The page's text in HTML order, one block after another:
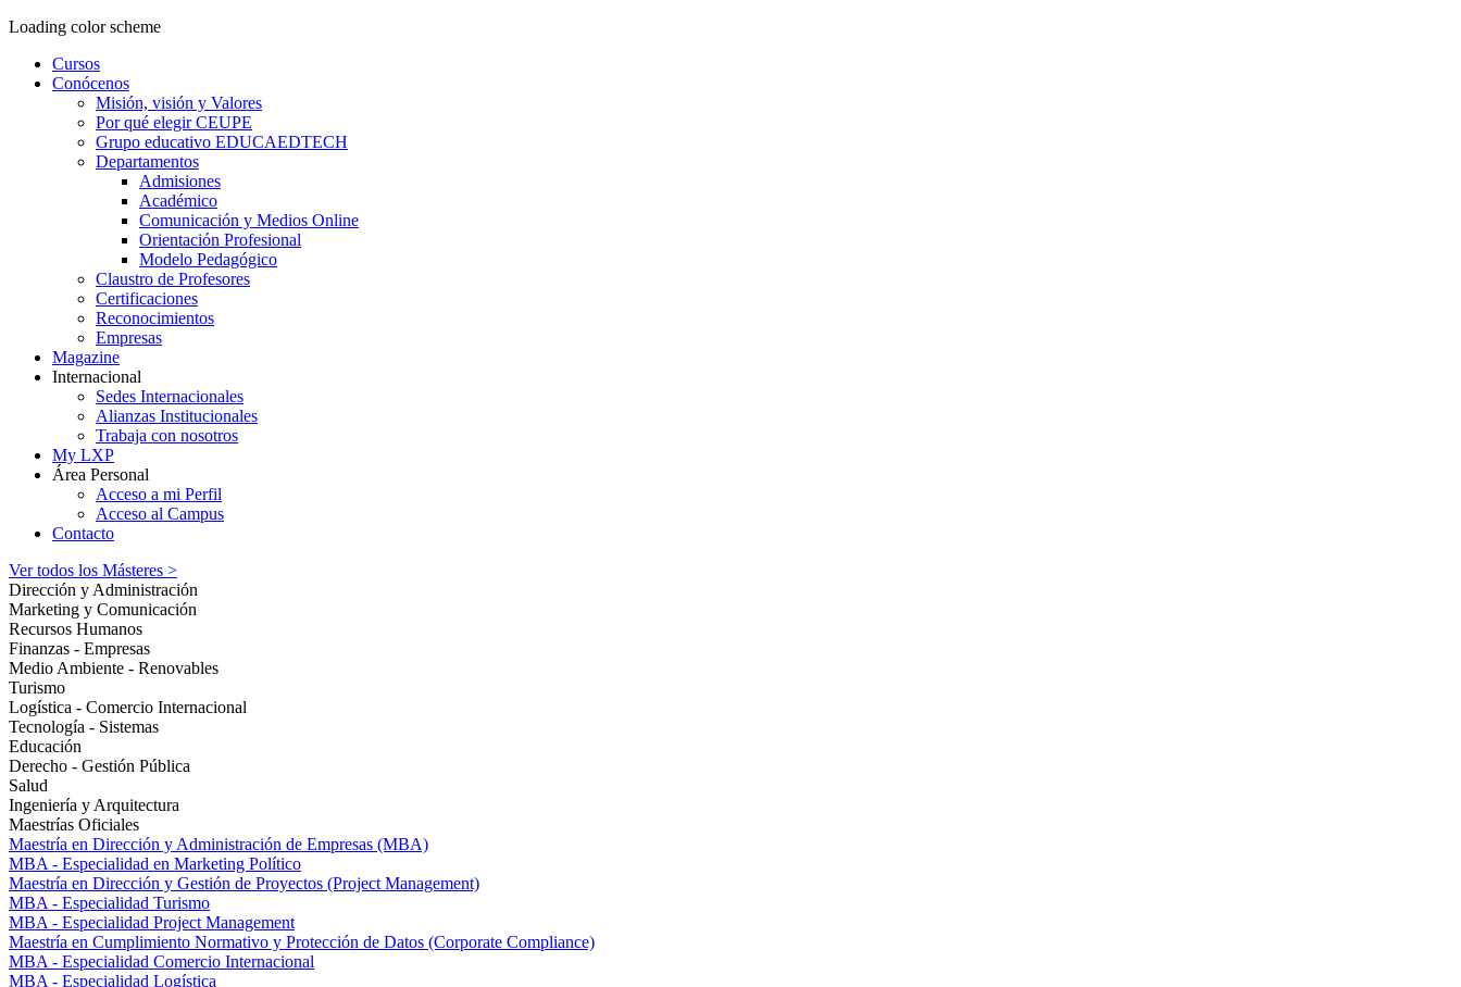
Loading color scheme
Cursos
Conócenos
Misión, visión y Valores
Por qué elegir CEUPE
Grupo educativo EDUCAEDTECH
Departamentos
Admisiones
Académico
Comunicación y Medios Online
Orientación Profesional
Modelo Pedagógico
Claustro de Profesores
Certificaciones
Reconocimientos
Empresas
Magazine
Internacional
Sedes Internacionales
Alianzas Institucionales
Trabaja con nosotros
My LXP
Área Personal
Acceso a mi Perfil
Acceso al Campus
Contacto
Ver todos los Másteres >
Dirección y Administración
Marketing y Comunicación
Recursos Humanos
Finanzas - Empresas
Medio Ambiente - Renovables
Turismo
Logística - Comercio Internacional
Tecnología - Sistemas
Educación
Derecho - Gestión Pública
Salud
Ingeniería y Arquitectura
Maestrías Oficiales
Maestría en Dirección y Administración de Empresas (MBA)
MBA - Especialidad en Marketing Político
Maestría en Dirección y Gestión de Proyectos (Project Management)
MBA - Especialidad Turismo
MBA - Especialidad Project Management
Maestría en Cumplimiento Normativo y Protección de Datos (Corporate Compliance)
MBA - Especialidad Comercio Internacional
MBA - Especialidad Logística